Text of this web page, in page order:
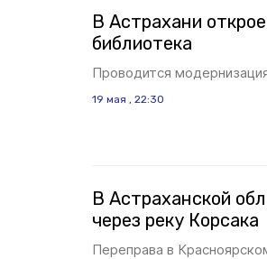
В Астрахани
библиотека
Проводится
19 мая , 22:30
В Астраханской
через реку Корсака
Переправа в